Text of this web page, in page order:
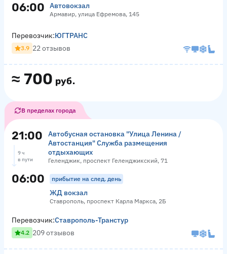
06:00 Автовокзал
Армавир, улица Ефремова, 145
≈ 700 руб.
Перевозчик:ЮГТРАНС
3.9 22 отзывов
В пределах города
21:00
Автобусная остановка "Улица Ленина /
Автостанция" Служба размещения
отдыхающих
Геленджик, проспект Геленджикский, 71
9 ч
в пути
06:00 прибытие на след. день
ЖД вокзал
Ставрополь, проспект Карла Маркса, 2Б
Перевозчик:Ставрополь-Транстур
4.2 209 отзывов